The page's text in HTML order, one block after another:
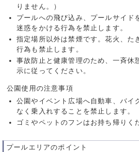
りません。）
プールへの飛び込み、プールサイド
迷惑をかける行為を禁止します。
指定場所以外は禁煙です。花火、た
行為も禁止します。
事故防止と健康管理のため、一斉休
示に従ってください。
公園使用の注意事項
公園やイベント広場へ自動車、バイ
なく乗入れすることを禁止します。
ゴミやペットのフンはお持ち帰りく
プールエリアのポイント